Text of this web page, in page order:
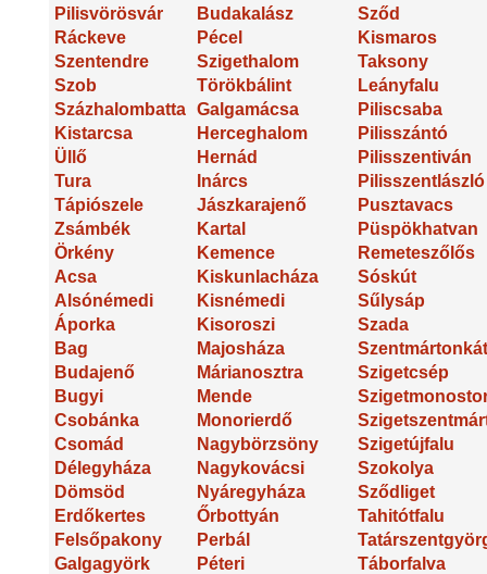
Pilisvörösvár
Ráckeve
Szentendre
Szob
Százhalombatta
Kistarcsa
Üllő
Tura
Tápiószele
Zsámbék
Örkény
Acsa
Alsónémedi
Áporka
Bag
Budajenő
Bugyi
Csobánka
Csomád
Délegyháza
Dömsöd
Erdőkertes
Felsőpakony
Galgagyörk
Budakalász
Pécel
Szigethalom
Törökbálint
Galgamácsa
Herceghalom
Hernád
Inárcs
Jászkarajenő
Kartal
Kemence
Kiskunlacháza
Kisnémedi
Kisoroszi
Majosháza
Márianosztra
Mende
Monorierdő
Nagybörzsöny
Nagykovácsi
Nyáregyháza
Őrbottyán
Perbál
Péteri
Sződ
Kismaros
Taksony
Leányfalu
Piliscsaba
Pilisszántó
Pilisszentiván
Pilisszentlászló
Pusztavacs
Püspökhatvan
Remeteszőlős
Sóskút
Sűlysáp
Szada
Szigetcsép
Szigetújfalu
Szokolya
Sződliget
Tahitótfalu
Táborfalva